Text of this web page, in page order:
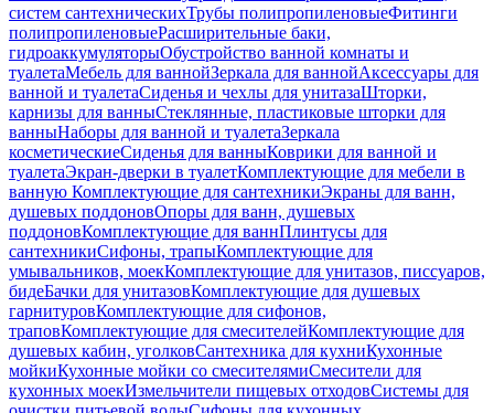
систем сантехническихТрубы полипропиленовыеФитинги
полипропиленовыеРасширительные баки,
гидроаккумуляторыОбустройство ванной комнаты и
туалетаМебель для ваннойЗеркала для ваннойАксессуары для
ванной и туалетаСиденья и чехлы для унитазаШторки,
карнизы для ванныСтеклянные, пластиковые шторки для
ванныНаборы для ванной и туалетаЗеркала
косметическиеСиденья для ванныКоврики для ванной и
туалетаЭкран-дверки в туалетКомплектующие для мебели в
ванную Комплектующие для сантехникиЭкраны для ванн,
душевых поддоновОпоры для ванн, душевых
поддоновКомплектующие для ваннПлинтусы для
сантехникиСифоны, трапыКомплектующие для
умывальников, моекКомплектующие для унитазов, писсуаров,
бидеБачки для унитазовКомплектующие для душевых
гарнитуровКомплектующие для сифонов,
траповКомплектующие для смесителейКомплектующие для
душевых кабин, уголковСантехника для кухниКухонные
мойкиКухонные мойки со смесителямиСмесители для
кухонных моекИзмельчители пищевых отходовСистемы для